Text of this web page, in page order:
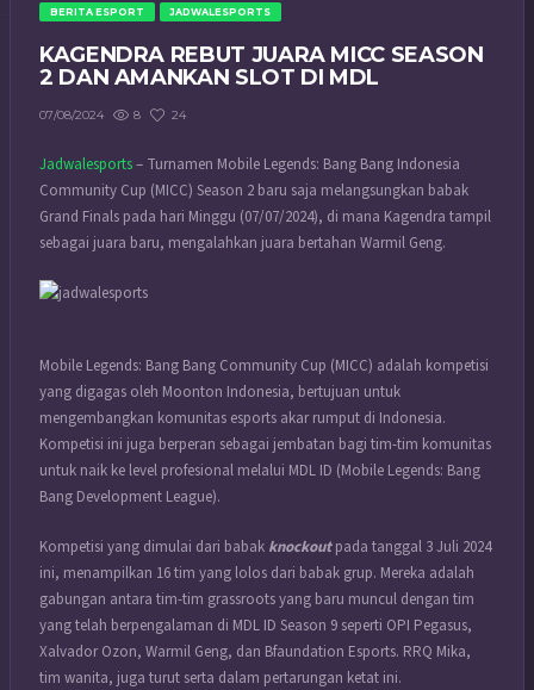
BERITA ESPORT JADWALESPORTS
KAGENDRA REBUT JUARA MICC SEASON
2 DAN AMANKAN SLOT DI MDL
07/08/2024 8 24
Jadwalesports– Turnamen Mobile Legends: Bang Bang Indonesia
Community Cup (MICC) Season 2 baru saja melangsungkan babak
Grand Finals pada hari Minggu (07/07/2024), di mana Kagendra tampil
sebagai juara baru, mengalahkan juara bertahan Warmil Geng.
Mobile Legends: Bang Bang Community Cup (MICC) adalah kompetisi
yang digagas oleh Moonton Indonesia, bertujuan untuk
mengembangkan komunitas esports akar rumput di Indonesia.
Kompetisi ini juga berperan sebagai jembatan bagi tim-tim komunitas
untuk naik ke level profesional melalui MDL ID (Mobile Legends: Bang
Bang Development League).
Kompetisi yang dimulai dari babak knockoutpada tanggal 3 Juli 2024
ini, menampilkan 16 tim yang lolos dari babak grup. Mereka adalah
gabungan antara tim-tim grassroots yang baru muncul dengan tim
yang telah berpengalaman di MDL ID Season 9 seperti OPI Pegasus,
Xalvador Ozon, Warmil Geng, dan Bfaundation Esports. RRQ Mika,
tim wanita, juga turut serta dalam pertarungan ketat ini.